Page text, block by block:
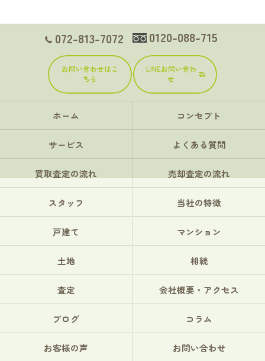
072-813-7072 0120-088-715
お問い合わせはこ
ちら
LINEお問い合わ
せ
ホーム コンセプト
サービス よくある質問
買取査定の流れ 売却査定の流れ
スタッフ 当社の特徴
戸建て マンション
土地 相続
査定 会社概要・アクセス
ブログ コラム
お客様の声 お問い合わせ